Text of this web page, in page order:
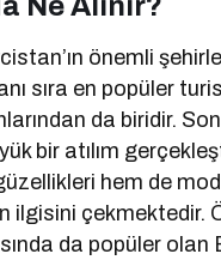
önemli
sıra en popüler
da biridir.
bir atılım
hem de
ilgisini çekmektedir.
da popüler olan